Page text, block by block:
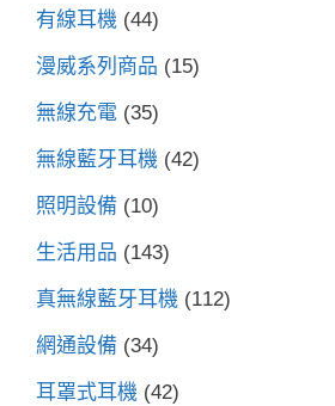
有線耳機 (44)
漫威系列商品 (15)
無線充電 (35)
無線藍牙耳機 (42)
照明設備 (10)
生活用品 (143)
真無線藍牙耳機 (112)
網通設備 (34)
耳罩式耳機 (42)